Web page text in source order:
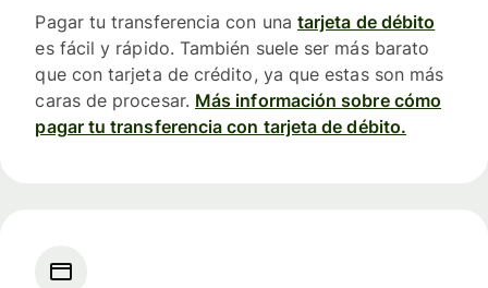
Pagar tu transferencia con una tarjeta de débito
es fácil y rápido. También suele ser más barato
que con tarjeta de crédito, ya que estas son más
caras de procesar. Más información sobre cómo
pagar tu transferencia con tarjeta de débito.